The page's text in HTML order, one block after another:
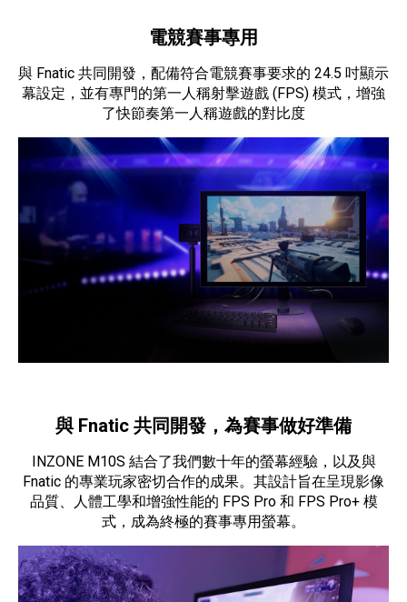
電競賽事專用
與 Fnatic 共同開發，配備符合電競賽事要求的 24.5 吋顯示
幕設定，並有專門的第一人稱射擊遊戲 (FPS) 模式，增強
了快節奏第一人稱遊戲的對比度
與 Fnatic 共同開發，為賽事做好準備
INZONE M10S 結合了我們數十年的螢幕經驗，以及與
Fnatic 的專業玩家密切合作的成果。其設計旨在呈現影像
品質、人體工學和增強性能的 FPS Pro 和 FPS Pro+ 模
式，成為終極的賽事專用螢幕。